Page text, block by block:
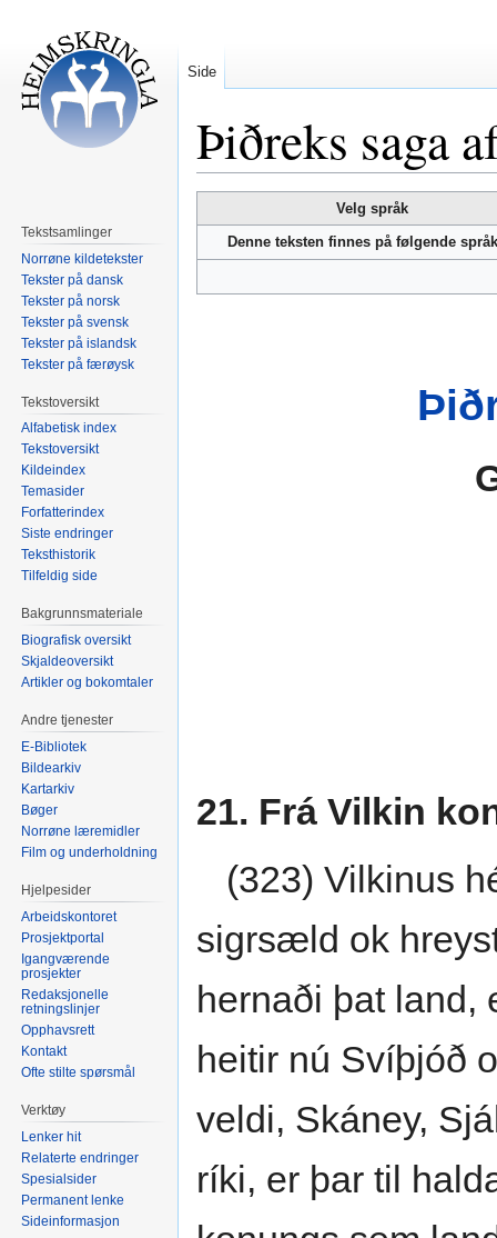
Þiðreks saga
til
navigering
til
Velg språk
Denne teksten finnes på følgende
21. Frá Vilkin
(323) Vilkinus
sigrsæld ok
hernaði þat land,
heitir nú Svíþjóð
veldi, Skáney,
ríki, er þar til
Side
Tekstsamlinger
Norrøne kildetekster
Tekster på dansk
Tekster på norsk
Tekster på svensk
Tekster på islandsk
Tekster på færøysk
Tekstoversikt
Alfabetisk index
Tekstoversikt
Kildeindex
Temasider
Forfatterindex
Siste endringer
Teksthistorik
Tilfeldig side
Bakgrunnsmateriale
Biografisk oversikt
Skjaldeoversikt
Artikler og bokomtaler
Andre tjenester
E-Bibliotek
Bildearkiv
Kartarkiv
Bøger
Norrøne læremidler
Film og underholdning
Hjelpesider
Arbeidskontoret
Prosjektportal
Igangværende
prosjekter
Redaksjonelle
retningslinjer
Opphavsrett
Kontakt
Ofte stilte spørsmål
Verktøy
Lenker hit
Relaterte endringer
Spesialsider
Permanent lenke
Sideinformasjon